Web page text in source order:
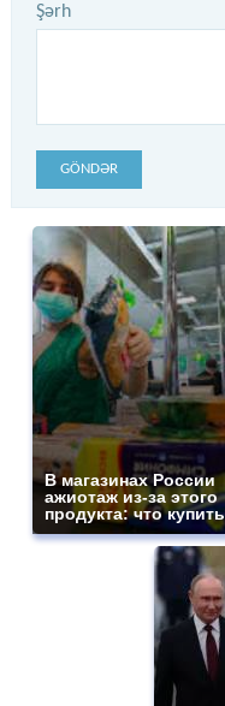
Şərh
GÖNDƏR
В магазинах России
ажиотаж из-за этого
продукта: что